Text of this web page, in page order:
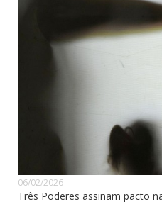
06/02/2026
Três Poderes assinam pacto